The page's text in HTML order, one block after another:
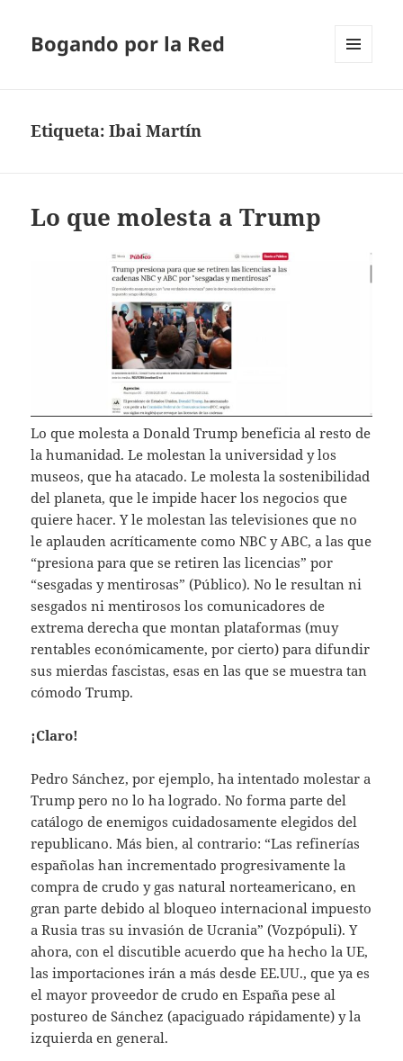
Bogando por la Red
Etiqueta:Ibai Martín
Lo que molesta a Trump
Lo que molesta a Donald Trump beneficia al resto de
la humanidad. Le molestan la universidad y los
museos, que ha atacado. Le molesta la sostenibilidad
del planeta, que le impide hacer los negocios que
quiere hacer. Y le molestan las televisiones que no
le aplauden acríticamente como NBC y ABC, a las que
“presiona para que se retiren las licencias” por
“sesgadas y mentirosas” (Público). No le resultan ni
sesgados ni mentirosos los comunicadores de
extrema derecha que montan plataformas (muy
rentables económicamente, por cierto) para difundir
sus mierdas fascistas, esas en las que se muestra tan
cómodo Trump.
¡Claro!
Pedro Sánchez, por ejemplo, ha intentado molestar a
Trump pero no lo ha logrado. No forma parte del
catálogo de enemigos cuidadosamente elegidos del
republicano. Más bien, al contrario: “Las refinerías
españolas han incrementado progresivamente la
compra de crudo y gas natural norteamericano, en
gran parte debido al bloqueo internacional impuesto
a Rusia tras su invasión de Ucrania” (Vozpópuli). Y
ahora, con el discutible acuerdo que ha hecho la UE,
las importaciones irán a más desde EE.UU., que ya es
el mayor proveedor de crudo en España pese al
postureo de Sánchez (apaciguado rápidamente) y la
izquierda en general.